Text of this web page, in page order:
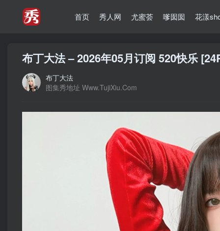
首页 秀人网 尤蜜荟 嗲囡囡 花漾
布丁大法 – 2026年05月订阅 520快乐
布丁大法
图集秀地址 Www.TujiXiu.Com